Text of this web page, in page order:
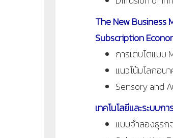
The New Business
Subscription
การเติบโตแบบ
แนวโน้มโลกอน
Sensory and
เทคโนโลยีและระบบ
แบบจำลองธุรกิ